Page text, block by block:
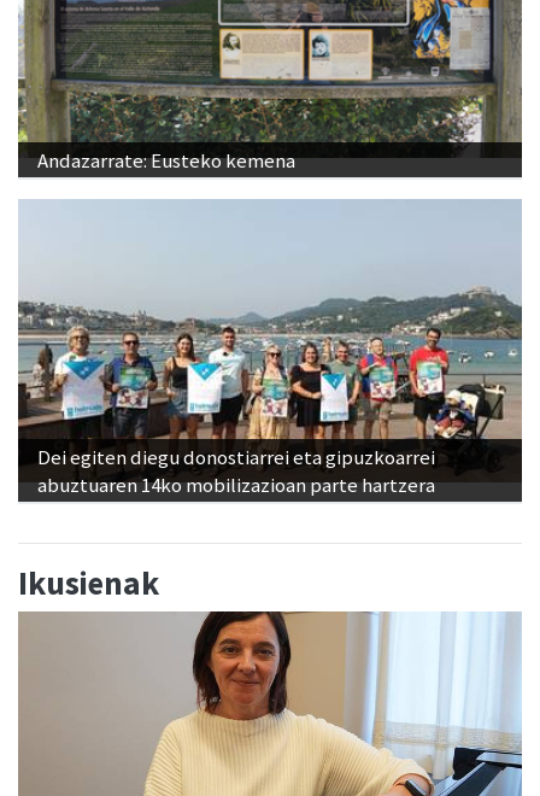
Andazarrate: Eusteko kemena
Dei egiten diegu donostiarrei eta gipuzkoarrei
abuztuaren 14ko mobilizazioan parte hartzera
Ikusienak